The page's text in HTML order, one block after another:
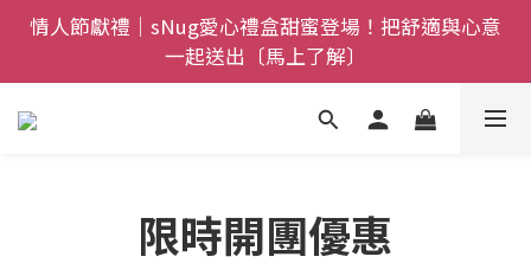
全館$800免運｜任搭８折起｜滿額再送新品-悠哉斑馬
襪〔立即了解〕
情人節獻禮｜sNug愛心禮盒甜蜜登場！把舒適與心意
一起送出〔馬上了解〕
父親節禮盒登場｜把舒適送進爸爸的每一天，日夜呵護
一次備好〔馬上了解〕
襪〔立即了解〕
限時開團優惠